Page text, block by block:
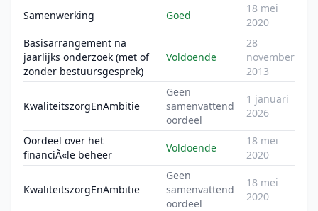
Samenwerking Goed
18 mei
2020
Basisarrangement na
jaarlijks onderzoek (met of
zonder bestuursgesprek)
Voldoende
28
november
2013
KwaliteitszorgEnAmbitie
Geen
samenvattend
oordeel
1 januari
2026
Oordeel over het
financiÃ«le beheer
Voldoende
18 mei
2020
KwaliteitszorgEnAmbitie
Geen
samenvattend
oordeel
18 mei
2020